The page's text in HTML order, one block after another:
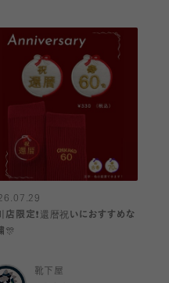
店限定❗️還暦祝いにおすすめな
🎊
靴下屋